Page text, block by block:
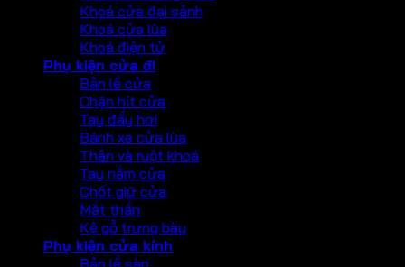
Khoá cửa đại sảnh
Khoá cửa lùa
Khoá điện tử
Phụ kiện cửa đi
Bản lề cửa
Chặn hít cửa
Tay đẩy hơi
Bánh xe cửa lùa
Thân và ruột khoá
Tay nắm cửa
Chốt giữ cửa
Mắt thần
Kệ gỗ trưng bày
Phụ kiện cửa kính
Bản lề sàn